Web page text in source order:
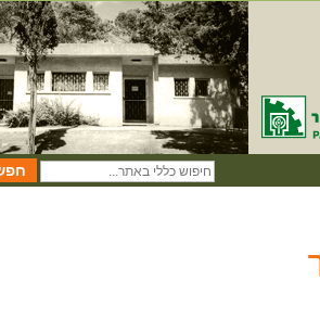
חיפוש
כללי
באתר